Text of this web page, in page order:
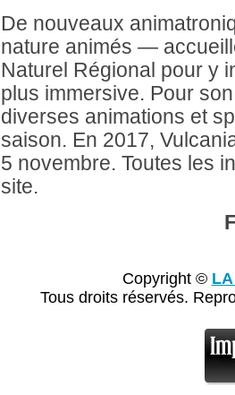
De nouveaux
nature animés —
Naturel Régional pour y
plus immersive. Pour
diverses animations et
saison. En 2017,
5 novembre. Toutes les
site.
Copyright ©
Tous droits réservés.